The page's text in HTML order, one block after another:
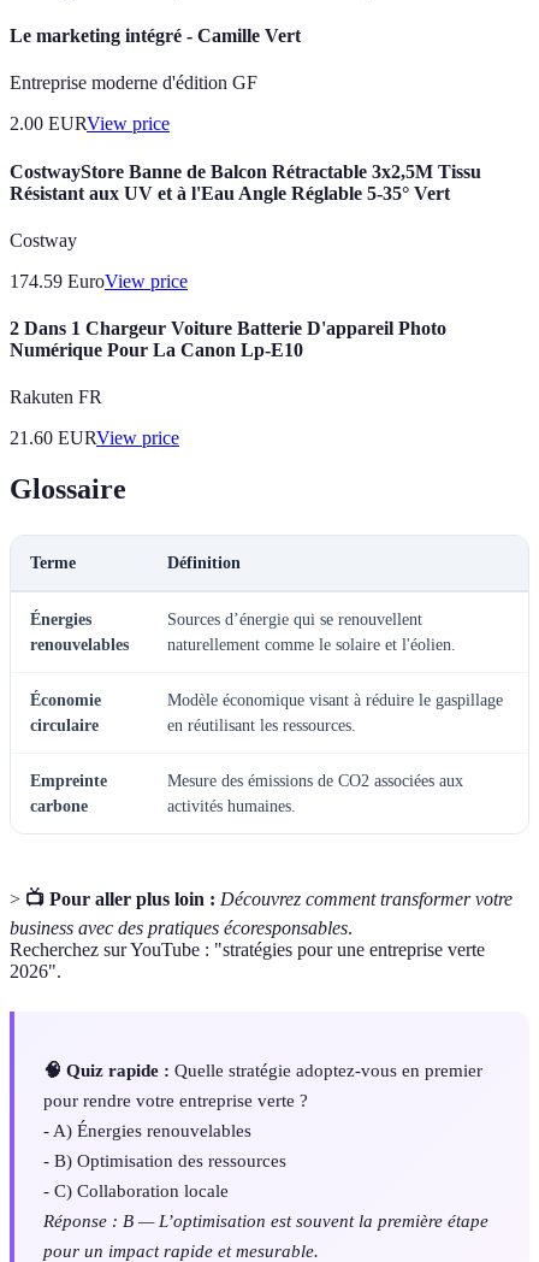
Le marketing intégré - Camille Vert
Entreprise moderne d'édition GF
2.00 EURView price
CostwayStore Banne de Balcon Rétractable 3x2,5M Tissu
Résistant aux UV et à l'Eau Angle Réglable 5-35° Vert
Costway
174.59 EuroView price
2 Dans 1 Chargeur Voiture Batterie D'appareil Photo
Numérique Pour La Canon Lp-E10
Rakuten FR
21.60 EURView price
Glossaire
Terme Définition
Énergies
renouvelables
Sources d’énergie qui se renouvellent
naturellement comme le solaire et l'éolien.
Économie
circulaire
Modèle économique visant à réduire le gaspillage
en réutilisant les ressources.
Empreinte
carbone
Mesure des émissions de CO2 associées aux
activités humaines.
> 📺 Pour aller plus loin : Découvrez comment transformer votre
business avec des pratiques écoresponsables.
Recherchez sur YouTube : "stratégies pour une entreprise verte
2026".
🧠 Quiz rapide : Quelle stratégie adoptez-vous en premier
pour rendre votre entreprise verte ?
- A) Énergies renouvelables
- B) Optimisation des ressources
- C) Collaboration locale
Réponse : B — L’optimisation est souvent la première étape
pour un impact rapide et mesurable.